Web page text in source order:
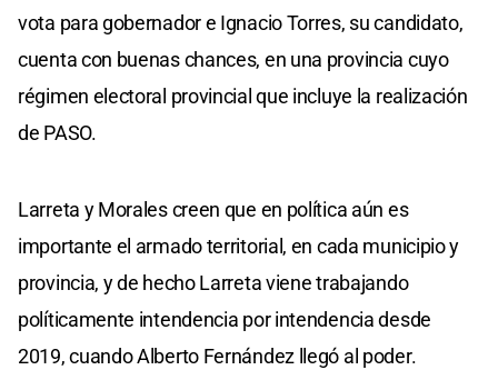
vota para gobernador e Ignacio Torres, su candidato,
cuenta con buenas chances, en una provincia cuyo
régimen electoral provincial que incluye la realización
de PASO.
Larreta y Morales creen que en política aún es
importante el armado territorial, en cada municipio y
provincia, y de hecho Larreta viene trabajando
políticamente intendencia por intendencia desde
2019, cuando Alberto Fernández llegó al poder.